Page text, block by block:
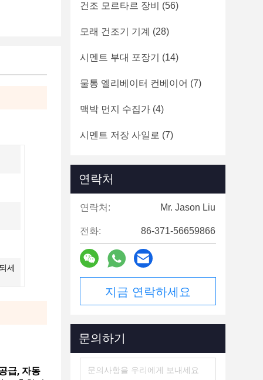
세
급, 자동
건조 모르타르 장비 (56)
모래 건조기 기계 (28)
시멘트 부대 포장기 (14)
물통 엘리베이터 컨베이어 (7)
맥박 먼지 수집가 (4)
시멘트 저장 사일로 (7)
연락처
연락처: Mr. Jason Liu
전화: 86-371-56659866
지금 연락하세요
문의하기